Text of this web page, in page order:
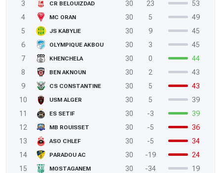
3
CR BELOUIZDAD 30 23
53
4
MC ORAN 30 5
49
5
JS KABYLIE 30 9
45
6
OLYMPIQUE AKBOU 30 3
45
7
KHENCHELA 30 0
44
8
BEN AKNOUN 30 2
43
9
CS CONSTANTINE 30 5
43
10
USM ALGER 30 5
39
11
ES SETIF 30 -3
39
12
MB ROUISSET 30 -5
36
13
ASO CHLEF 30 -5
34
14
PARADOU AC 30 -19
24
15
MOSTAGANEM 30 -34
19